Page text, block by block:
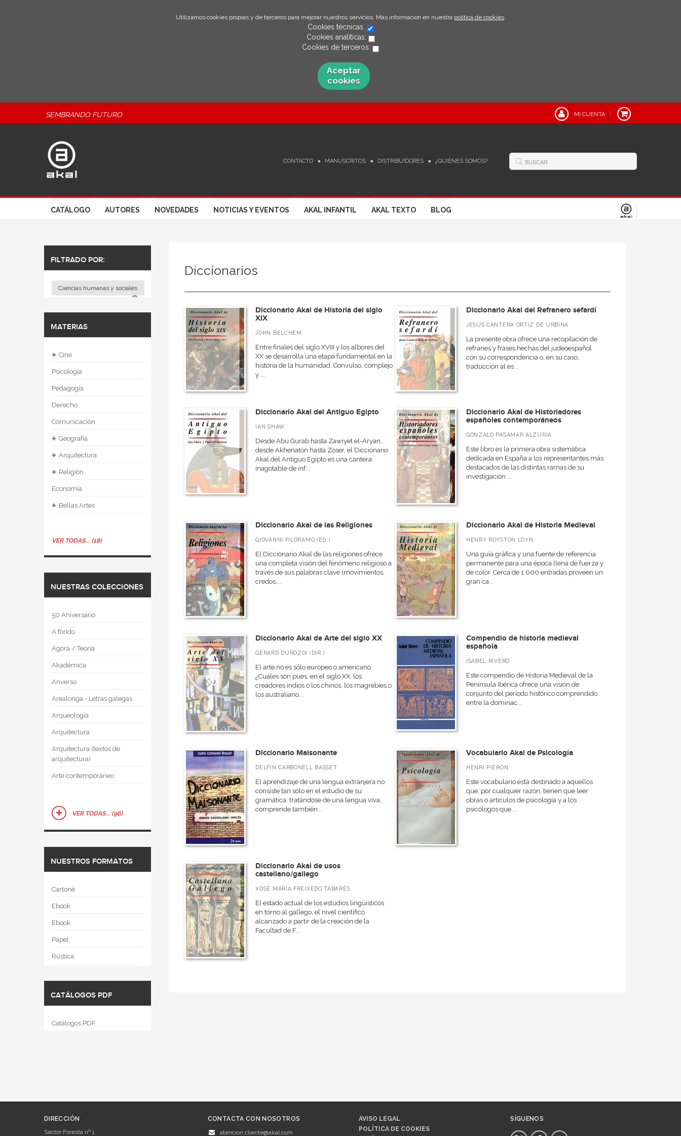
Utilizamos cookies propias y de terceros para mejorar nuestros servicios. Más información en nuestra política de cookies.
Cookies técnicas:
Cookies analíticas:
Cookies de terceros:
Aceptar
cookies
SEMBRANDO FUTURO MI CUENTA
CONTACTO MANUSCRITOS DISTRIBUIDORES ¿QUIÉNES SOMOS?
CATÁLOGO AUTORES NOVEDADES NOTICIAS Y EVENTOS AKAL INFANTIL AKAL TEXTO BLOG
FILTRADO POR:
Ciencias humanas y sociales
MATERIAS
+ Cine
Psicología
Pedagogía
Derecho
Comunicación
+ Geografía
+ Arquitectura
+ Religión
Economía
+ Bellas Artes
VER TODAS... (18)
NUESTRAS COLECCIONES
50 Aniversario
A fondo
Ágora / Teoría
Akadémica
Anverso
Arealonga - Letras galegas
Arqueología
Arquitectura
Arquitectura (textos de
arquitectura)
Arte contemporáneo
VER TODAS... (96)
NUESTROS FORMATOS
Cartoné
Ebook
Ebook
Papel
Rústica
CATÁLOGOS PDF
Catálogos PDF
Diccionarios
Diccionario Akal de Historia del siglo
XIX
JOHN BELCHEM
Entre finales del siglo XVIII y los albores del
XX se desarrolla una etapa fundamental en la
historia de la humanidad. Convulso, complejo
y ...
Diccionario Akal del Refranero sefardí
JESÚS CANTERA ORTIZ DE URBINA
La presente obra ofrece una recopilación de
refranes y frases hechas del judeoespañol
con su correspondencia o, en su caso,
traducción al es...
Diccionario Akal del Antiguo Egipto
IAN SHAW
Desde Abu Gurab hasta Zawiyet el-Aryan,
desde Akhenatón hasta Zoser, el Diccionario
Akal del Antiguo Egipto es una cantera
inagotable de inf...
Diccionario Akal de Historiadores
españoles contemporáneos
GONZALO PASAMAR ALZURIA
Este libro es la primera obra sistemática
dedicada en España a los representantes más
destacados de las distintas ramas de su
investigación ...
Diccionario Akal de las Religiones
GIOVANNI FILORAMO (ED.)
El Diccionario Akal de las religiones ofrece
una completa visión del fenómeno religioso a
través de sus palabras clave (movimientos,
credos,...
Diccionario Akal de Historia Medieval
HENRY ROYSTON LOYN
Una guía gráfica y una fuente de referencia
permanente para una época llena de fuerza y
de color. Cerca de 1.000 entradas proveen un
gran ca...
Diccionario Akal de Arte del siglo XX
GÉRARD DUROZOI (DIR.)
El arte no es sólo europeo o americano.
¿Cuáles son pues, en el siglo XX, los
creadores indios o los chinos, los magrebíes o
los australiano...
Compendio de historia medieval
española
ISABEL RIVERO
Este compendio de Historia Medieval de la
Península Ibérica ofrece una visión de
conjunto del período histórico comprendido
entre la dominac...
Diccionario Malsonante
DELFÍN CARBONELL BASSET
El aprendizaje de una lengua extranjera no
consiste tan sólo en el estudio de su
gramática; tratándose de una lengua viva,
comprende también...
Vocabulario Akal de Psicología
HENRI PIÉRON
Este vocabulario está destinado a aquellos
que, por cualquier razón, tienen que leer
obras o artículos de psicología y a los
psicólogos que ...
Diccionario Akal de usos
castellano/gallego
XOSÉ MARÍA FREIXEDO TABARÉS
El estado actual de los estudios lingüísticos
en torno al gallego, el nivel científico
alcanzado a partir de la creación de la
Facultad de F...
DIRECCIÓN
Sector Foresta nº 1
CONTACTA CON NOSOTROS
atencion.cliente@akal.com
AVISO LEGAL
POLÍTICA DE COOKIES
SÍGUENOS